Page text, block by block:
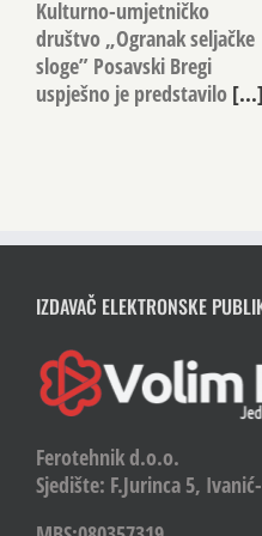
Kulturno-umjetničko
društvo „Ogranak seljačke
sloge” Posavski Bregi
uspješno je predstavilo[...]
IZDAVAČ ELEKTRONSKE
Ferotehnik d.o.o.
Sjedište: F.Jurinca 5,